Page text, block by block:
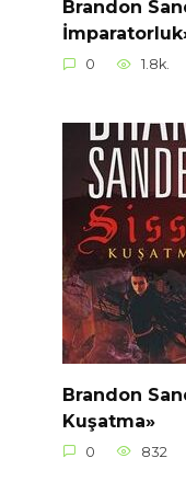
Brandon
0 1.8k.
Brandon
Kuşatma»
0 832